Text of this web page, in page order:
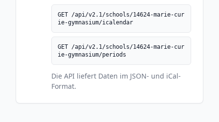
GET /api/v2.1/schools/14624-marie-cur
ie-gymnasium/icalendar
GET /api/v2.1/schools/14624-marie-cur
ie-gymnasium/periods
Die API liefert Daten im JSON- und iCal-
Format.